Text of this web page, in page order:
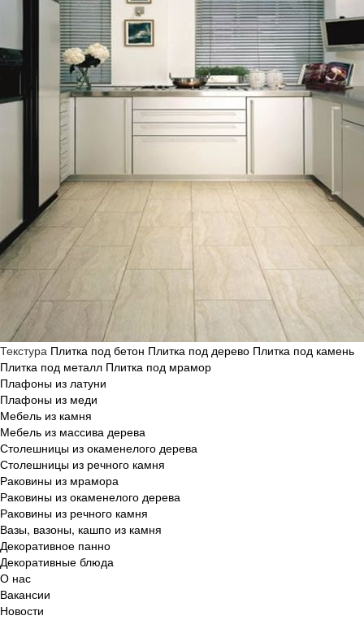
Текстура Плитка под бетон Плитка под дерево Плитка под камень
Плитка под металл Плитка под мрамор
Плафоны из латуни
Плафоны из меди
Мебель из камня
Мебель из массива дерева
Столешницы из окаменелого дерева
Столешницы из речного камня
Раковины из мрамора
Раковины из окаменелого дерева
Раковины из речного камня
Вазы, вазоны, кашпо из камня
Декоративное панно
Декоративные блюда
О нас
Вакансии
Новости